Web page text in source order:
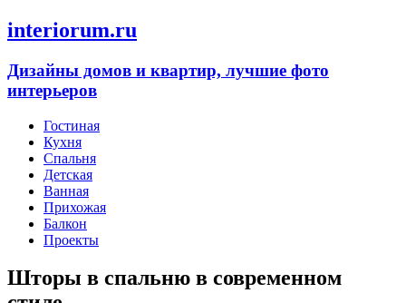
interiorum.ru
Дизайны домов и квартир, лучшие фото
интерьеров
Гостиная
Кухня
Спальня
Детская
Ванная
Прихожая
Балкон
Проекты
Шторы в спальню в современном